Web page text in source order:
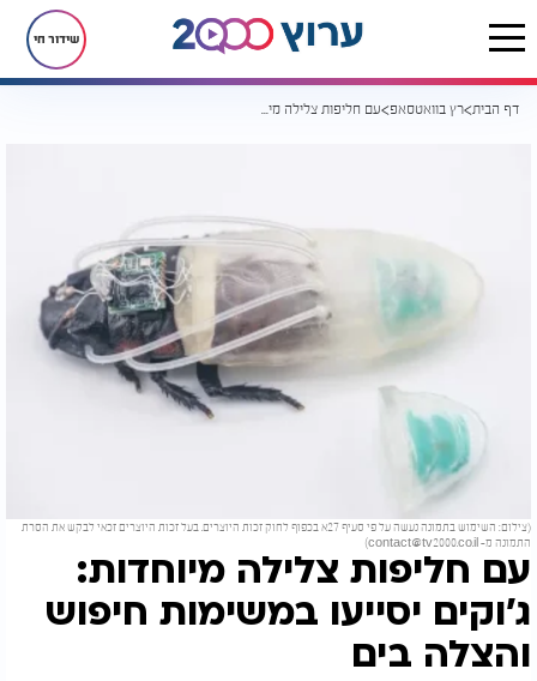
שידור חי
דף הבית רץ בוואטסאפ עם חליפות צלילה מיוחדות: ג'וקים יסייעו במשימות חיפוש והצלה בים
(צילום: השימוש בתמונה נעשה על פי סעיף 27א בכפוף לחוק זכות היוצרים. בעל זכות היוצרים זכאי לבקש את הסרת
התמונה מ-contact@tv2000.co.il
)
עם חליפות צלילה מיוחדות:
ג'וקים יסייעו במשימות חיפוש
והצלה בים